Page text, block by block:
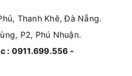
Thanh Khê, Đà Nẵng.
P2, Phú Nhuận.
: 0911.699.556 -